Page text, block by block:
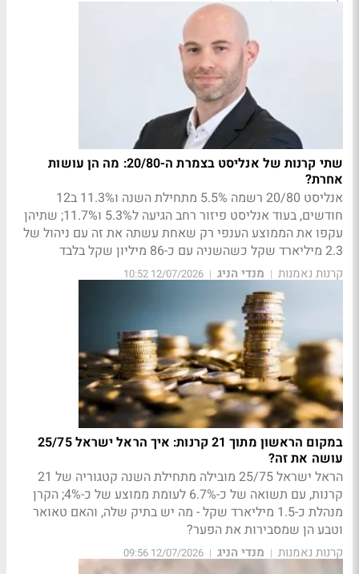
שתי קרנות של אנליסט בצמרת ה-20/80: מה הן עושות
אחרת?
אנליסט 20/80 רשמה 5.5% מתחילת השנה ו11.3% ב12
חודשים, בעוד אנליסט פיזור רחב הגיעה ל5.3% ו11.7%; שתיהן
עקפו את הממוצע הענפי רק שאחת עשתה את זה עם ניהול של
2.3 מיליארד שקל כשהשניה עם כ-86 מיליון שקל בלבד
קרנות נאמנות | מנדי הניג |
12/07/2026 10:52
במקום הראשון מתוך 21 קרנות: איך הראל ישראל 25/75
עושה את זה?
הראל ישראל 25/75 מובילה מתחילת השנה קטגוריה של 21
קרנות, עם תשואה של כ-6.7% לעומת ממוצע של כ-4%; הקרן
מנהלת כ-1.5 מיליארד שקל - מה יש בתיק שלה, והאם טאואר
וטבע הן שמסבירות את הפער?
קרנות נאמנות | מנדי הניג |
12/07/2026 09:56